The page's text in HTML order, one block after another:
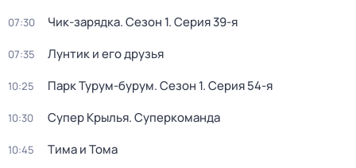
07:30 Чик-зарядка. Сезон 1. Серия 39-я
07:35 Лунтик и его друзья
10:25 Парк Турум-бурум. Сезон 1. Серия 54-я
10:30 Супер Крылья. Суперкоманда
10:45 Тима и Тома